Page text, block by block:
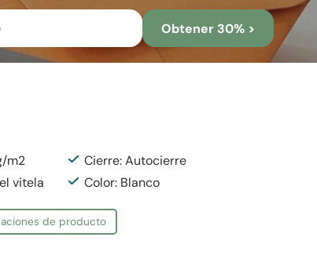
Obtener 30% >
m2
Cierre: Autocierre
vitela
Color: Blanco
de producto